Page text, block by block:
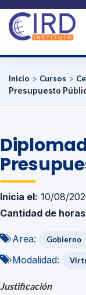
Inicio > Cursos >
Presupuesto
Inicia el: 10/08/
Cantidad de
Area: Gobierno
Modalidad:
Justificación